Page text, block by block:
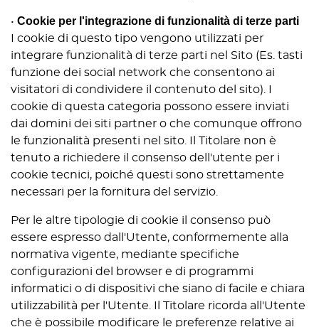
• Cookie per l'integrazione di funzionalità di terze parti
I cookie di questo tipo vengono utilizzati per
integrare funzionalità di terze parti nel Sito (Es. tasti
funzione dei social network che consentono ai
visitatori di condividere il contenuto del sito). I
cookie di questa categoria possono essere inviati
dai domini dei siti partner o che comunque offrono
le funzionalità presenti nel sito. Il Titolare non è
tenuto a richiedere il consenso dell'utente per i
cookie tecnici, poiché questi sono strettamente
necessari per la fornitura del servizio.
Per le altre tipologie di cookie il consenso può
essere espresso dall'Utente, conformemente alla
normativa vigente, mediante specifiche
configurazioni del browser e di programmi
informatici o di dispositivi che siano di facile e chiara
utilizzabilità per l'Utente. Il Titolare ricorda all'Utente
che è possibile modificare le preferenze relative ai